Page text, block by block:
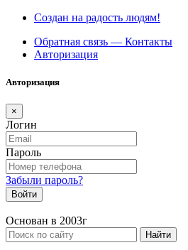
Создан на радость людям!
Обратная связь — Контакты
Авторизация
Авторизация
×
Логин
Пароль
Забыли пароль?
Войти
Основан в 2003г
Найти